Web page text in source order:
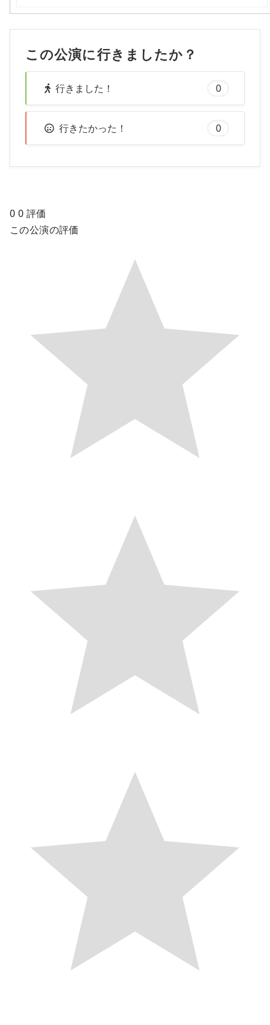
この公演に行きましたか？
行きました！ 0
行きたかった！ 0
0 0 評価
この公演の評価